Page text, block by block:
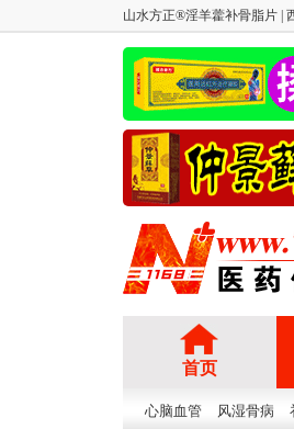
山水方正®淫羊藿补骨脂片 |
首页
心脑血管 风湿骨病